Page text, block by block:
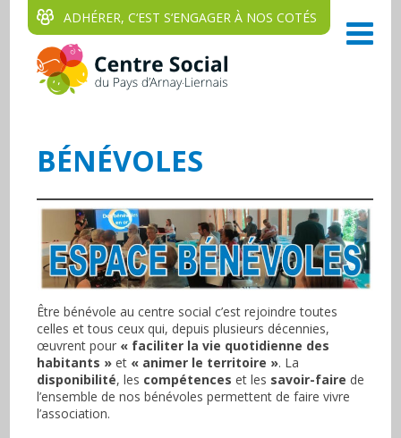
ADHÉRER, C‘EST S‘ENGAGER À NOS COTÉS
BÉNÉVOLES
Être bénévole au centre social c’est rejoindre toutes
celles et tous ceux qui, depuis plusieurs décennies,
œuvrent pour « faciliter la vie quotidienne des
habitants » et « animer le territoire ». La
disponibilité, les compétences et les savoir-faire de
l’ensemble de nos bénévoles permettent de faire vivre
l’association.